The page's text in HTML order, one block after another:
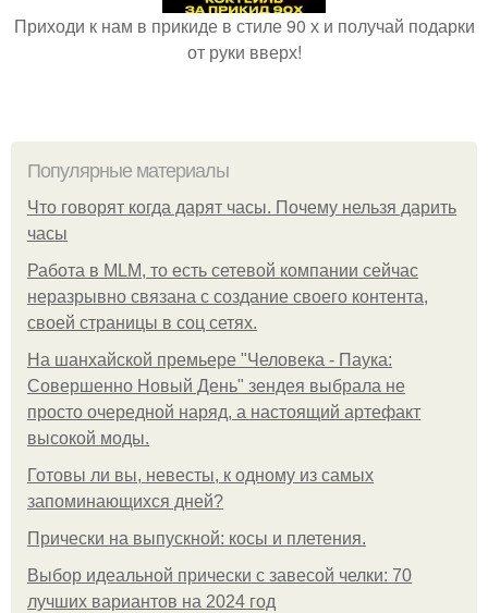
Приходи к нам в прикиде в стиле 90 х и получай подарки
от руки вверх!
Популярные материалы
Что говорят когда дарят часы. Почему нельзя дарить
часы
Работа в MLM, то есть сетевой компании сейчас
неразрывно связана с создание своего контента,
своей страницы в соц сетях.
На шанхайской премьере "Человека - Паука:
Совершенно Новый День" зендея выбрала не
просто очередной наряд, а настоящий артефакт
высокой моды.
Готовы ли вы, невесты, к одному из самых
запоминающихся дней?
Прически на выпускной: косы и плетения.
Выбор идеальной прически с завесой челки: 70
лучших вариантов на 2024 год